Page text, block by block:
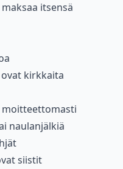
itsensä
kirkkaita
naulanjälkiä
siistit